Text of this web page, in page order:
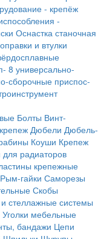
- крепёж
-
Оснастка станочная
и втулки
8 универсально-
сборочные приспос-
Болты Винт-
Дюбели Дюбель-
Коуши Крепеж
радиаторов
крепежные
Рым-гайки Саморезы
Скобы
стеллажные системы
Уголки мебельные
бандажи Цепи